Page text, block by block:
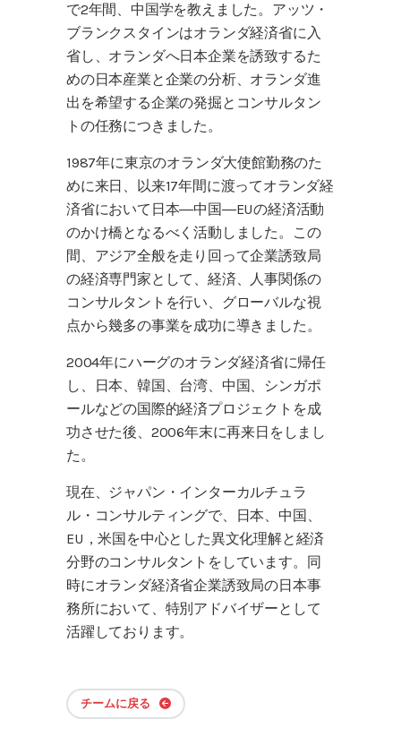
で2年間、中国学を教えました。アッツ・
ブランクスタインはオランダ経済省に入
省し、オランダへ日本企業を誘致するた
めの日本産業と企業の分析、オランダ進
出を希望する企業の発掘とコンサルタン
トの任務につきました。
1987年に東京のオランダ大使館勤務のた
めに来日、以来17年間に渡ってオランダ経
済省において日本―中国―EUの経済活動
のかけ橋となるべく活動しました。この
間、アジア全般を走り回って企業誘致局
の経済専門家として、経済、人事関係の
コンサルタントを行い、グローバルな視
点から幾多の事業を成功に導きました。
2004年にハーグのオランダ経済省に帰任
し、日本、韓国、台湾、中国、シンガポ
ールなどの国際的経済プロジェクトを成
功させた後、2006年末に再来日をしまし
た。
現在、ジャパン・インターカルチュラ
ル・コンサルティングで、日本、中国、
EU，米国を中心とした異文化理解と経済
分野のコンサルタントをしています。同
時にオランダ経済省企業誘致局の日本事
務所において、特別アドバイザーとして
活躍しております。
チームに戻る